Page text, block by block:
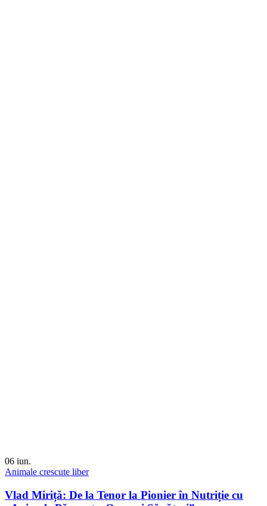
06 iun.
Animale crescute liber
Vlad Miriță: De la Tenor la Pionier în Nutriție cu